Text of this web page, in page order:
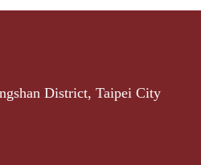
District, Taipei City